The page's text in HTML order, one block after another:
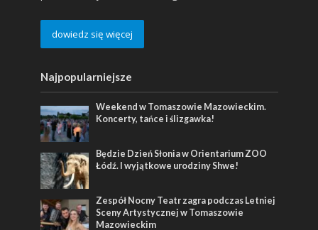
dowiedz się więcej
Najpopularniejsze
Weekend w Tomaszowie Mazowieckim.
Koncerty, tańce i ślizgawka!
Będzie Dzień Słonia w Orientarium ZOO
Łódź. I wyjątkowe urodziny Shwe!
Zespół Nocny Teatr zagra podczas Letniej
Sceny Artystycznej w Tomaszowie
Mazowieckim